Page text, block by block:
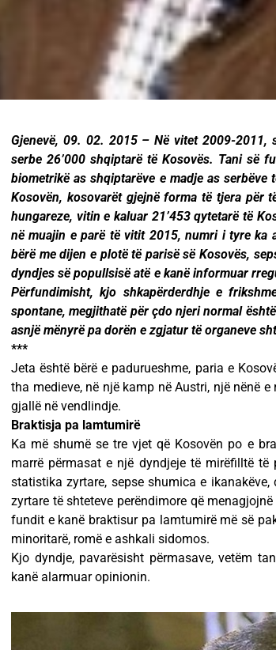
Gjenevë, 09. 02. 2015 – Në vitet 2009-2011,
serbe 26’000 shqiptarë të Kosovës. Tani së
biometrikë as shqiptarëve e madje as
Kosovën, kosovarët gjejnë forma të tjera për
hungareze, vitin e kaluar 21’453 qytetarë të
në muajin e parë të vitit 2015, numri i tyre ka
bërë me dijen e plotë të parisë së Kosovës,
dyndjes së popullsisë atë e kanë informuar
Përfundimisht, kjo shkapërderdhje e
spontane, megjithatë për çdo njeri normal
asnjë mënyrë pa dorën e zgjatur të organeve
***
Jeta është bërë e padurueshme, paria e
tha medieve, në një kamp në Austri, një nënë
gjallë në vendlindje.
Braktisja pa lamtumirë
Ka më shumë se tre vjet që Kosovën po e
marrë përmasat e një dyndjeje të mirëfilltë
statistika zyrtare, sepse shumica e
zyrtare të shteteve perëndimore që
fundit e kanë braktisur pa lamtumirë më së
minoritarë, romë e ashkali sidomos.
Kjo dyndje, pavarësisht përmasave, vetëm
kanë alarmuar opinionin.